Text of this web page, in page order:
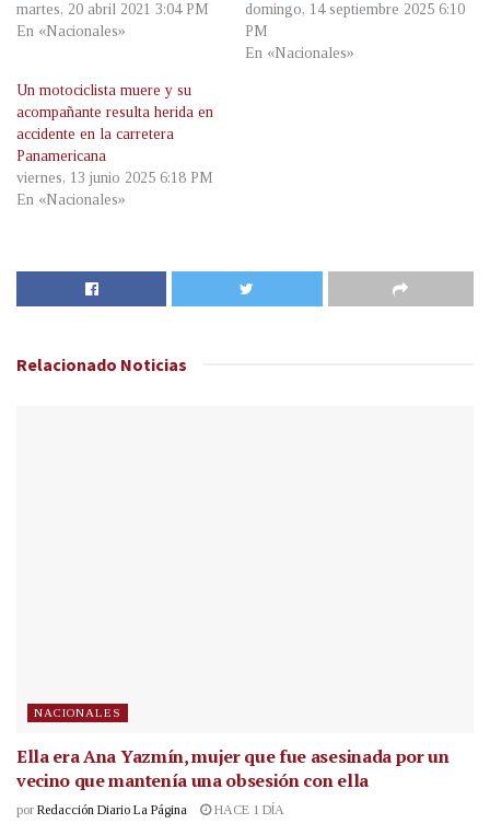
martes, 20 abril 2021 3:04 PM
En «Nacionales»
domingo, 14 septiembre 2025 6:10
PM
En «Nacionales»
Un motociclista muere y su
acompañante resulta herida en
accidente en la carretera
Panamericana
viernes, 13 junio 2025 6:18 PM
En «Nacionales»
Relacionado Noticias
NACIONALES
Ella era Ana Yazmín, mujer que fue asesinada por un
vecino que mantenía una obsesión con ella
por Redacción Diario La Página HACE 1 DÍA